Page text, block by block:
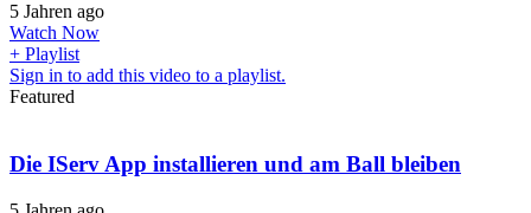
5 Jahren ago
Watch Now
+ Playlist
Sign in to add this video to a playlist.
Featured
Die IServ App installieren und am Ball bleiben